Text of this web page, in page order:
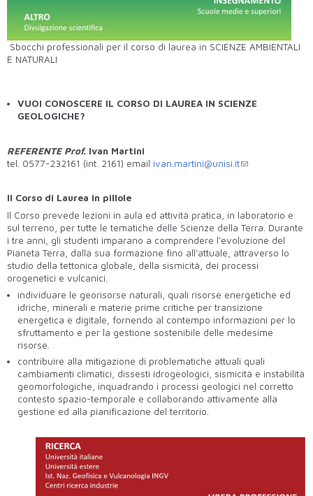
Sbocchi professionali per il corso di laurea in SCIENZE AMBIENTALI
E NATURALI
VUOI CONOSCERE IL CORSO DI LAUREA IN SCIENZE
GEOLOGICHE?
REFERENTE Prof. Ivan Martini
tel. 0577-232161 (int. 2161) email ivan.martini@unisi.it
Il Corso di Laurea in pillole
Il Corso prevede lezioni in aula ed attività pratica, in laboratorio e
sul terreno, per tutte le tematiche delle Scienze della Terra. Durante
i tre anni, gli studenti imparano a comprendere l’evoluzione del
Pianeta Terra, dalla sua formazione fino all’attuale, attraverso lo
studio della tettonica globale, della sismicità, dei processi
orogenetici e vulcanici.
individuare le georisorse naturali, quali risorse energetiche ed
idriche, minerali e materie prime critiche per transizione
energetica e digitale, fornendo al contempo informazioni per lo
sfruttamento e per la gestione sostenibile delle medesime
risorse.
contribuire alla mitigazione di problematiche attuali quali
cambiamenti climatici, dissesti idrogeologici, sismicità e instabilità
geomorfologiche, inquadrando i processi geologici nel corretto
contesto spazio-temporale e collaborando attivamente alla
gestione ed alla pianificazione del territorio.